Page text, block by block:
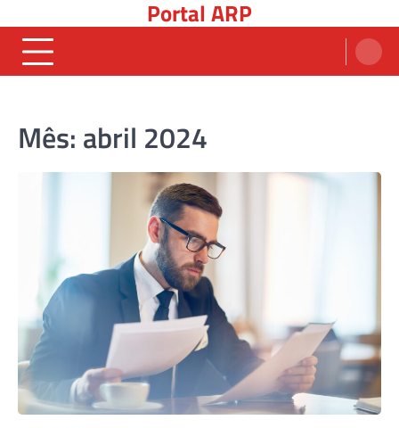
to
content
Portal ARP
Mês: abril 2024